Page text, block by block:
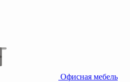
Офисная мебель